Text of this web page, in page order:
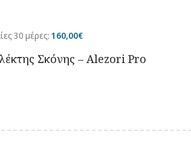
30 μέρες: 160,00€
Σκόνης – Alezori Pro